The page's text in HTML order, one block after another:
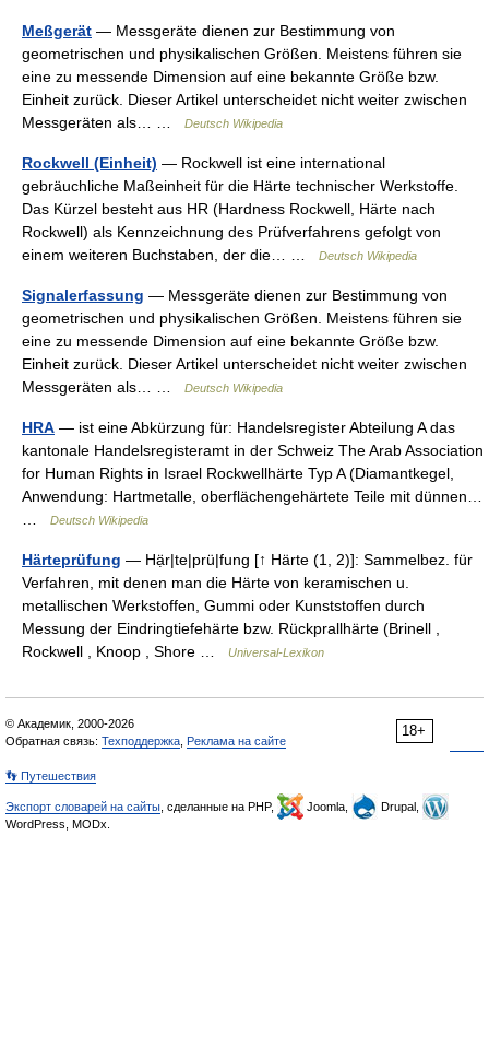
Meßgerät — Messgeräte dienen zur Bestimmung von
geometrischen und physikalischen Größen. Meistens führen sie
eine zu messende Dimension auf eine bekannte Größe bzw.
Einheit zurück. Dieser Artikel unterscheidet nicht weiter zwischen
Messgeräten als… …
Deutsch Wikipedia
Rockwell (Einheit) — Rockwell ist eine international
gebräuchliche Maßeinheit für die Härte technischer Werkstoffe.
Das Kürzel besteht aus HR (Hardness Rockwell, Härte nach
Rockwell) als Kennzeichnung des Prüfverfahrens gefolgt von
einem weiteren Buchstaben, der die… …
Deutsch Wikipedia
Signalerfassung — Messgeräte dienen zur Bestimmung von
geometrischen und physikalischen Größen. Meistens führen sie
eine zu messende Dimension auf eine bekannte Größe bzw.
Einheit zurück. Dieser Artikel unterscheidet nicht weiter zwischen
Messgeräten als… …
Deutsch Wikipedia
HRA — ist eine Abkürzung für: Handelsregister Abteilung A das
kantonale Handelsregisteramt in der Schweiz The Arab Association
for Human Rights in Israel Rockwellhärte Typ A (Diamantkegel,
Anwendung: Hartmetalle, oberflächengehärtete Teile mit dünnen…
Deutsch Wikipedia
Härteprüfung — Hạ̈r|te|prü|fung [↑ Härte (1, 2)]: Sammelbez. für
Verfahren, mit denen man die Härte von keramischen u.
metallischen Werkstoffen, Gummi oder Kunststoffen durch
Messung der Eindringtiefehärte bzw. Rückprallhärte (Brinell ,
Rockwell , Knoop , Shore …
Universal-Lexikon
18+
© Академик, 2000-2026
Обратная связь: Техподдержка Реклама на сайте
👣 Путешествия
Экспорт словарей на сайты , сделанные на PHP, Joomla,
Drupal,
WordPress, MODx.